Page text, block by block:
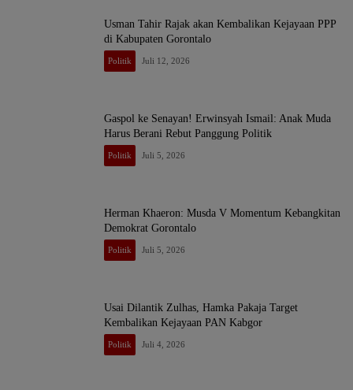
Usman Tahir Rajak akan Kembalikan Kejayaan PPP
di Kabupaten Gorontalo
Politik Juli 12, 2026
Gaspol ke Senayan! Erwinsyah Ismail: Anak Muda
Harus Berani Rebut Panggung Politik
Politik Juli 5, 2026
Herman Khaeron: Musda V Momentum Kebangkitan
Demokrat Gorontalo
Politik Juli 5, 2026
Usai Dilantik Zulhas, Hamka Pakaja Target
Kembalikan Kejayaan PAN Kabgor
Politik Juli 4, 2026